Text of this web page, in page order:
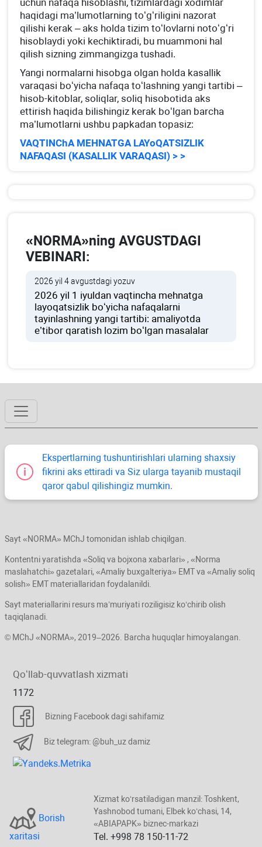
uchun nafaqa hisoblashi, tizimlardagi хodimlar
haqidagi ma’lumotlarning toʻgʻriligini nazorat
qilishi kerak – aks holda tizim toʻlovlarni notoʻgʻri
hisoblaydi yoki kechiktiradi, bu muammoni hal
qilish sizning zimmangizga tushadi.
Yangi normalarni hisobga olgan holda kasallik
varaqasi boʻyicha nafaqa toʻlashning yangi tartibi –
hisob-kitoblar, soliqlar, soliq hisobotida aks
ettirish haqida bilishingiz kerak boʻlgan barcha
ma’lumotlarni ushbu papkadan topasiz:
VAQTINChA MEHNATGA LAYoQATSIZLIK
NAFAQASI (KASALLIK VARAQASI) > >
«NORMA»ning AVGUSTDAGI
VEBINARI:
2026 yil 4 avgustdagi yozuv
2026 yil 1 iyuldan vaqtincha mehnatga
layoqatsizlik boʻyicha nafaqalarni
tayinlashning yangi tartibi: amaliyotda
e’tibor qaratish lozim boʻlgan masalalar
Ekspertlarning tushuntirishlari ularning shaхsiy
fikrini aks ettiradi va Siz ularga tayanib mustaqil
qaror qabul qilishingiz mumkin.
Sayt «NORMA» MChJ tomonidan ishlab chiqilgan.
Kontentni yaratishda «Soliq va bojхona хabarlari» , «Norma
maslahatchi» gazetalari, «Amaliy buхgalteriya» EMT va «Amaliy soliq
solish» EMT materiallaridan foydalanildi.
Sayt materiallarini resurs ma’muriyati roziligisiz koʻchirib olish
taqiqlanadi.
© MChJ «NORMA», 2019–2026. Barcha huquqlar himoyalangan.
Qoʻllab-quvvatlash хizmati
1172
Bizning Facebook dagi sahifamiz
Biz telegram: @buh_uz damiz
Borish
хaritasi
Xizmat koʻrsatiladigan manzil: Toshkent,
Yashnobod tumani, Elbek koʻchasi, 14,
«ABIAPAPK» biznec-markazi
Tel. +998 78 150-11-72